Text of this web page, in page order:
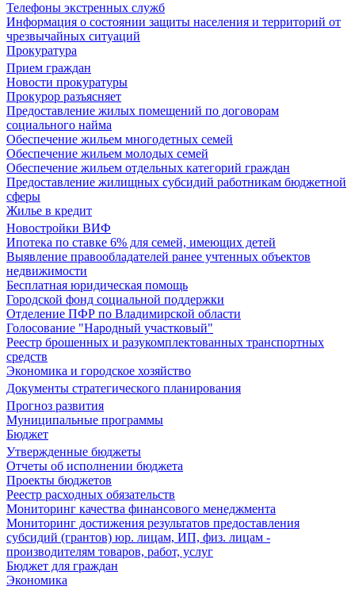
Телефоны экстренных служб
Информация о состоянии защиты населения и территорий от
чрезвычайных ситуаций
Прокуратура
Прием граждан
Новости прокуратуры
Прокурор разъясняет
Предоставление жилых помещений по договорам
социального найма
Обеспечение жильем многодетных семей
Обеспечение жильем молодых семей
Обеспечение жильем отдельных категорий граждан
Предоставление жилищных субсидий работникам бюджетной
сферы
Жилье в кредит
Новостройки ВИФ
Ипотека по ставке 6% для семей, имеющих детей
Выявление правообладателей ранее учтенных объектов
недвижимости
Бесплатная юридическая помощь
Городской фонд социальной поддержки
Отделение ПФР по Владимирской области
Голосование "Народный участковый"
Реестр брошенных и разукомплектованных транспортных
средств
Экономика и городское хозяйство
Документы стратегического планирования
Прогноз развития
Муниципальные программы
Бюджет
Утвержденные бюджеты
Отчеты об исполнении бюджета
Проекты бюджетов
Реестр расходных обязательств
Мониторинг качества финансового менеджмента
Мониторинг достижения результатов предоставления
субсидий (грантов) юр. лицам, ИП, физ. лицам -
производителям товаров, работ, услуг
Бюджет для граждан
Экономика